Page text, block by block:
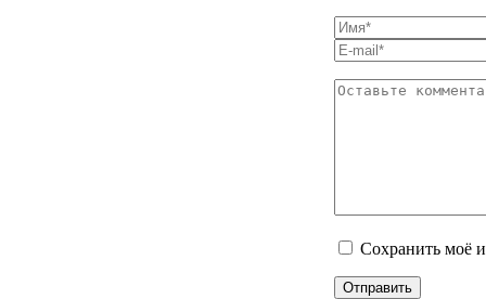
Сохранить моё